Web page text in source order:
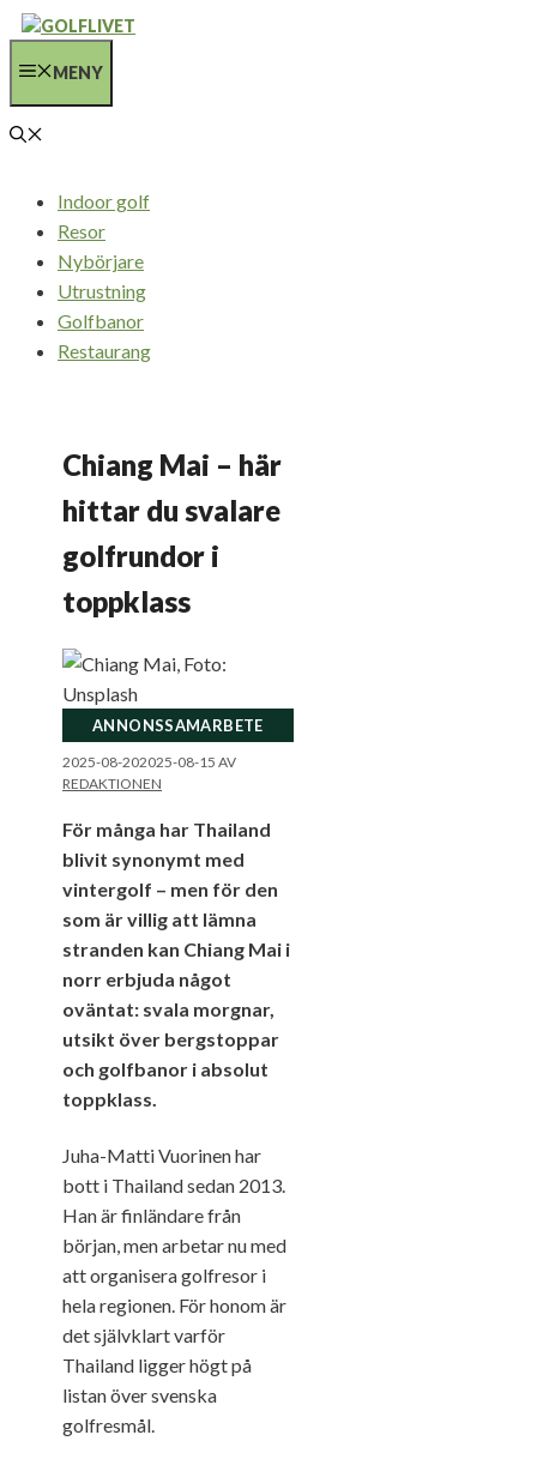
Hoppa
innehållMENY
Indoor golf
Resor
Nybörjare
Utrustning
Golfbanor
Restaurang
Chiang Mai – här
hittar du svalare
golfrundor i
toppklass
ANNONSSAMARBETE
2025-08-202025-08-15 AV
REDAKTIONEN
För många har Thailand
blivit synonymt med
vintergolf – men för den
som är villig att lämna
stranden kan Chiang Mai i
norr erbjuda något
oväntat: svala morgnar,
utsikt över bergstoppar
och golfbanor i absolut
toppklass.
Juha-Matti Vuorinen har
bott i Thailand sedan 2013.
Han är finländare från
början, men arbetar nu med
att organisera golfresor i
hela regionen. För honom är
det självklart varför
Thailand ligger högt på
listan över svenska
golfresmål.